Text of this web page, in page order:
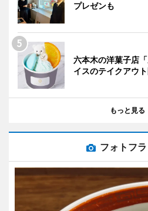
プレゼンも
六本木の洋菓子店
イスのテイクアウ
もっと見る
フォトフ